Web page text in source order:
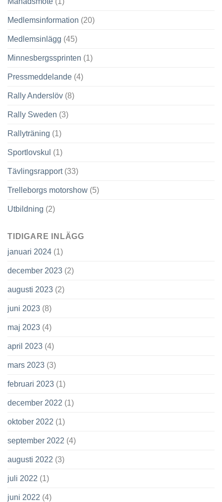
Medlemsinformation (20)
Medlemsinlägg (45)
Minnesbergssprinten (1)
Pressmeddelande (4)
Rally Anderslöv (8)
Rally Sweden (3)
Rallyträning (1)
Sportlovskul (1)
Tävlingsrapport(33)
Trelleborgs motorshow (5)
Utbildning (2)
TIDIGARE INLÄGG
januari 2024 (1)
december 2023 (2)
augusti 2023 (2)
juni 2023 (8)
maj 2023 (4)
april 2023 (4)
mars 2023 (3)
februari 2023 (1)
december 2022 (1)
oktober 2022 (1)
september 2022 (4)
augusti 2022 (3)
juli 2022 (1)
juni 2022 (4)